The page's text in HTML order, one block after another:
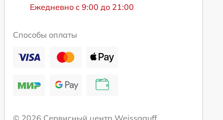
Ежедневно с 9:00 до 21:00
Способы оплаты
© 2026 Сервисный центр Weissgauff